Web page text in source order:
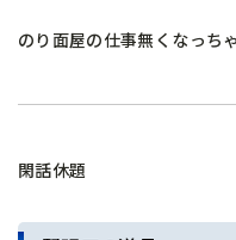
のり面屋の仕事無くなっち
閑話休題